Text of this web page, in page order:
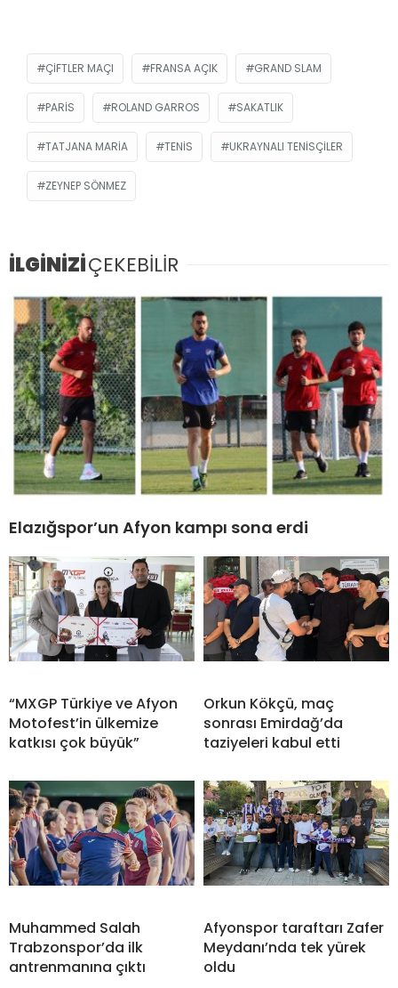
ÇIFTLER MAÇI FRANSA AÇIK GRAND SLAM
PARIS ROLAND GARROS SAKATLIK
TATJANA MARIA TENIS UKRAYNALI TENISÇILER
ZEYNEP SÖNMEZ
İLGİNİZİÇEKEBİLİR
Elazığspor’un Afyon kampı sona erdi
“MXGP Türkiye ve Afyon
Motofest’in ülkemize
katkısı çok büyük”
Orkun Kökçü, maç
sonrası Emirdağ’da
taziyeleri kabul etti
Muhammed Salah
Trabzonspor’da ilk
antrenmanına çıktı
Afyonspor taraftarı Zafer
Meydanı’nda tek yürek
oldu